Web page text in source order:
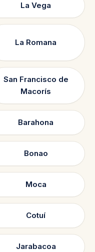
La Vega
La Romana
San Francisco de
Macorís
Barahona
Bonao
Moca
Cotuí
Jarabacoa